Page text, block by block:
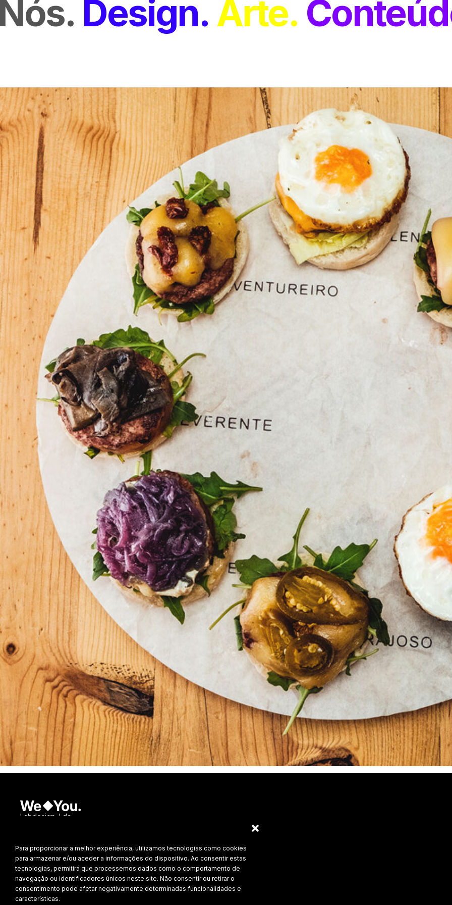
Para proporcionar a melhor experiência, utilizamos tecnologias como cookies
para armazenar e/ou aceder a informações do dispositivo. Ao consentir estas
tecnologias, permitirá que processemos dados como o comportamento de
navegação ou identificadores únicos neste site. Não consentir ou retirar o
consentimento pode afetar negativamente determinadas funcionalidades e
características.
Design Arte
Labdesign, Lda.
Política de Privacidade